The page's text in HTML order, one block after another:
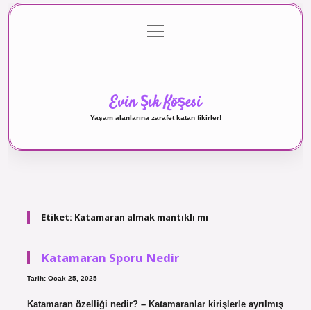
Gizlilik Politikası
menüyü
aç
Evin Şık Köşesi
Yaşam alanlarına zarafet katan fikirler!
Etiket: Katamaran almak mantıklı mı
Katamaran Sporu Nedir
Tarih: Ocak 25, 2025
Katamaran özelliği nedir? – Katamaranlar kirişlerle ayrılmış